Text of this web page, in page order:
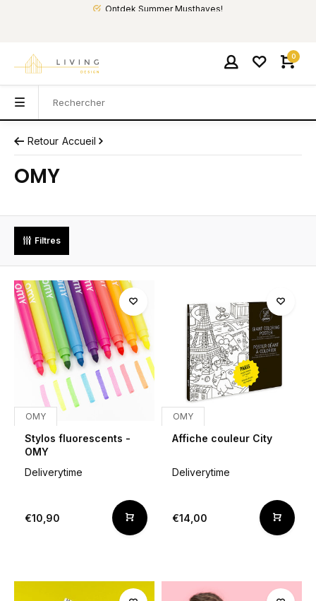
Ontdek Summer Musthaves!
0
Retour Accueil
OMY
Filtres
OMY
Stylos fluorescents -
OMY
Deliverytime
€10,90
OMY
Affiche couleur City
Deliverytime
€14,00